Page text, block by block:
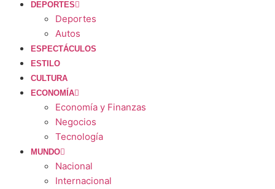
DEPORTES
Deportes
Autos
ESPECTÁCULOS
ESTILO
CULTURA
ECONOMÍA
Economía y Finanzas
Negocios
Tecnología
MUNDO
Nacional
Internacional